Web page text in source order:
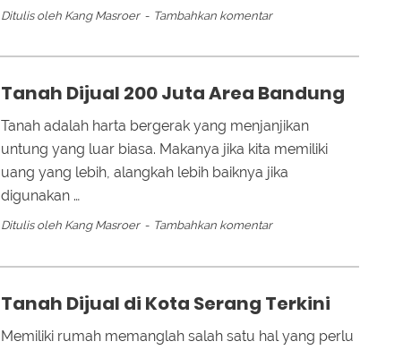
Ditulis oleh Kang Masroer Tambahkan komentar
Tanah Dijual 200 Juta Area Bandung
Tanah adalah harta bergerak yang menjanjikan
untung yang luar biasa. Makanya jika kita memiliki
uang yang lebih, alangkah lebih baiknya jika
digunakan …
Ditulis oleh Kang Masroer Tambahkan komentar
Tanah Dijual di Kota Serang Terkini
Memiliki rumah memanglah salah satu hal yang perlu